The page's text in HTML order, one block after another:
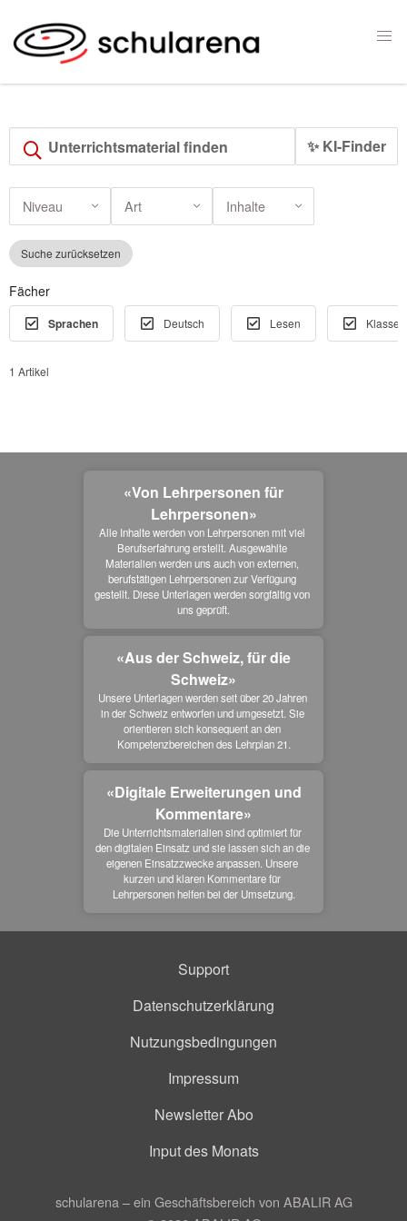
✨ KI-Finder
Niveau Art Inhalte
Suche zurücksetzen
Fächer
Sprachen Deutsch Lesen
1 Artikel
«Von Lehrpersonen für
Lehrpersonen»
Alle Inhalte werden von Lehrpersonen mit viel
Berufserfahrung erstellt. Ausgewählte
Materialien werden uns auch von externen,
berufstätigen Lehrpersonen zur Verfügung
gestellt. Diese Unterlagen werden sorgfältig von
uns geprüft.
«Aus der Schweiz, für die
Schweiz»
Unsere Unterlagen werden seit über 20 Jahren
in der Schweiz entworfen und umgesetzt. Sie
orientieren sich konsequent an den
Kompetenzbereichen des Lehrplan 21.
«Digitale Erweiterungen und
Kommentare»
Die Unterrichtsmaterialien sind optimiert für
den digitalen Einsatz und sie lassen sich an die
eigenen Einsatzzwecke anpassen. Unsere
kurzen und klaren Kommentare für
Lehrpersonen helfen bei der Umsetzung.
Support
Datenschutzerklärung
Nutzungsbedingungen
Impressum
Newsletter Abo
Input des Monats
schularena – ein Geschäftsbereich von ABALIR AG